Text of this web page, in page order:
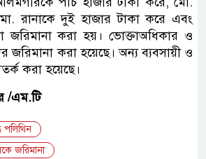
রানাকে দুই হাজার টাকা করে এবং
জরিমানা করা হয়। ভোক্তাঅধিকার ও
করা হয়েছে। অন্য ব্যবসায়ী ও
করা হয়েছে।
/এম.টি
পলিথিন
জরিমানা